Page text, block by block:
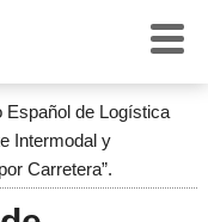
Español de Logística
Intermodal y
Carretera”.